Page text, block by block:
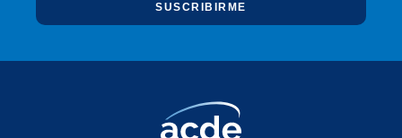
SUSCRIBIRME